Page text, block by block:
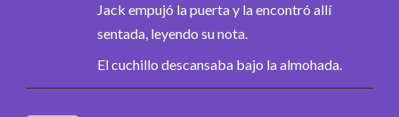
Jack empujó la puerta y la encontró allí
sentada, leyendo su nota.
El cuchillo descansaba bajo la almohada.